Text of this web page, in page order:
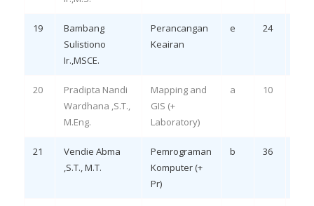
19
Bambang
Sulistiono
Ir.,MSCE.
Perancangan
Keairan
e 24
20
Pradipta Nandi
Wardhana ,S.T.,
M.Eng.
Mapping and
GIS (+
Laboratory)
a 10
21
Vendie Abma
,S.T., M.T.
Pemrograman
Komputer (+
Pr)
b 36